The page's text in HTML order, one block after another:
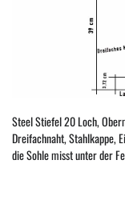
Steel Stiefel 20 Loch,
Dreifachnaht, Stahlkappe,
die Sohle misst unter der